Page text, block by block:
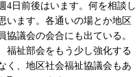
4日前後はいます。何を相談し
います。各通いの場とか地区
議会の会合にも出ている。
福祉部会をもう少し強化する
く、地区社会福祉協議会もあ